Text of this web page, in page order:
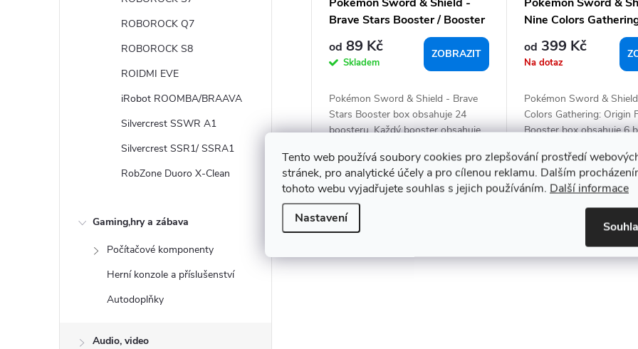
Tento web používá soubory cookies pro zlepšování prostředí
stránek, pro analytické účely a pro cílenou reklamu. Dalším
tohoto webu vyjadřujete souhlas s jejich používáním. Další informace
Nastavení
ROBOROCK Q7
ROBOROCK S8
ROIDMI EVE
iRobot ROOMBA/BRAAVA
Silvercrest SSWR A1
Silvercrest SSR1/ SSRA1
RobZone Duoro X-Clean
Gaming,hry a zábava
Počítačové komponenty
Herní konzole a příslušenství
Autodoplňky
Audio, video
Brave Stars Booster / Booster
box - Chinese
od 89 Kč
Skladem
ZOBRAZIT
Pokémon Sword & Shield - Brave
Stars Booster box obsahuje 24
boosteru. Každý booster obsahuje...
Nine Colors
Fat Booster /
Chinese
od 399 Kč
Na dotaz
Pokémon Sword &
Colors Gathering: Origin
Booster box obsahuje 6
O
v
á